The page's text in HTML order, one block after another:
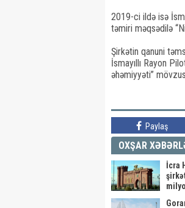
2019-ci ildə isə
təmiri məqsədilə
Şirkətin qanuni
İsmayıllı Rayon
əhəmiyyəti”
Paylaş
OXŞAR
İcra